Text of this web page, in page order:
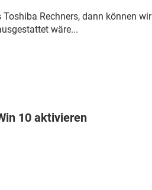
Rechners, dann können wir
wäre...
10 aktivieren